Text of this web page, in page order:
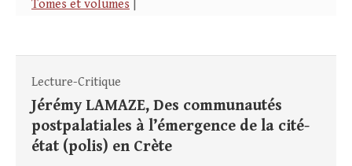
Tomes et volumes
Lecture-Critique
Jérémy LAMAZE, Des communautés
postpalatiales à l’émergence de la cité-
état (polis) en Crète